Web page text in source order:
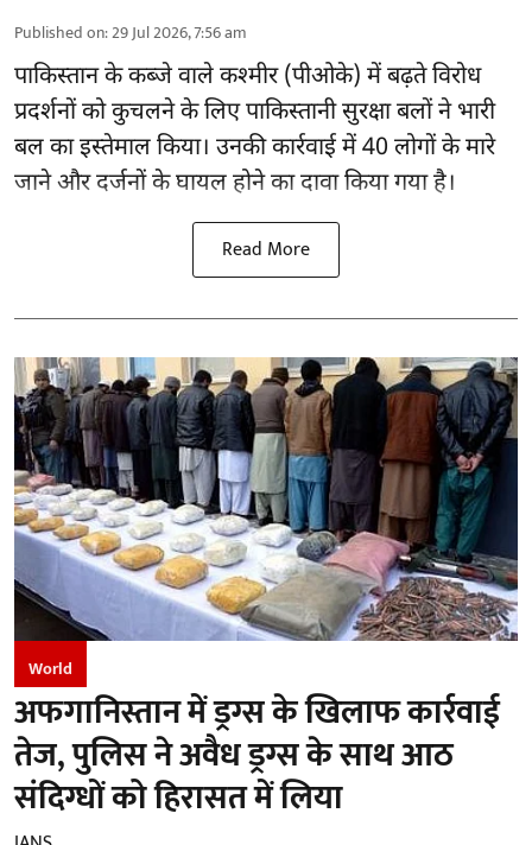
Published on:29 Jul 2026, 7:56 am
पाकिस्तान के कब्जे वाले कश्मीर (पीओके) में बढ़ते विरोध
प्रदर्शनों को कुचलने के लिए पाकिस्तानी सुरक्षा बलों ने भारी
बल का इस्तेमाल किया। उनकी कार्रवाई में 40 लोगों के मारे
जाने और दर्जनों के घायल होने का दावा किया गया है।
Read More
World
अफगानिस्तान में ड्रग्स के खिलाफ कार्रवाई
तेज, पुलिस ने अवैध ड्रग्स के साथ आठ
संदिग्धों को हिरासत में लिया